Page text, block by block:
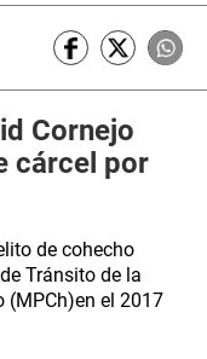
Cornejo
cárcel por
de cohecho
Tránsito de la
(MPCh)en el 2017